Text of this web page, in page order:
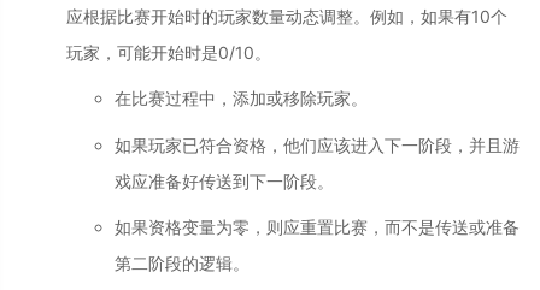
应根据比赛开始时的玩家数量动态调整。例如，如果有10个
玩家，可能开始时是0/10。
在比赛过程中，添加或移除玩家。
如果玩家已符合资格，他们应该进入下一阶段，并且游
戏应准备好传送到下一阶段。
如果资格变量为零，则应重置比赛，而不是传送或准备
第二阶段的逻辑。